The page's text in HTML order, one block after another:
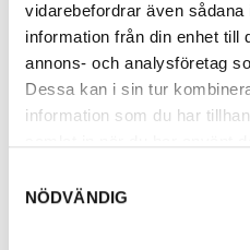
vidarebefordrar även
information från din enhet till
annons- och analysföretag
Dessa kan i sin tur
information som du har
NÖDVÄNDIG
Colander 280 mm